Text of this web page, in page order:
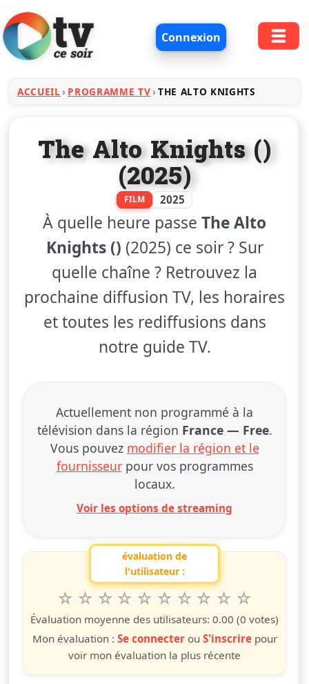
Connexion
ACCUEIL PROGRAMME TV THE ALTO KNIGHTS
The Alto Knights ()
(2025)
FILM 2025
À quelle heure passe The Alto
Knights () (2025) ce soir ? Sur
quelle chaîne ? Retrouvez la
prochaine diffusion TV, les horaires
et toutes les rediffusions dans
notre guide TV.
Actuellement non programmé à la
télévision dans la région France — Free.
Vous pouvez modifier la région et le
fournisseurpour vos programmes
locaux.
Voir les options de streaming
évaluation de
l'utilisateur :
questo spettacolo da 1 a 10 étoiles
10
étoiles
9
étoiles
8
étoiles
7
étoiles
6
étoiles
5
étoiles
4
étoiles
3
étoiles
2
étoiles
étoile
Évaluation moyenne des utilisateurs: 0.00 (0 votes)
Mon évaluation : Se connecterou S'inscrirepour
voir mon évaluation la plus récente